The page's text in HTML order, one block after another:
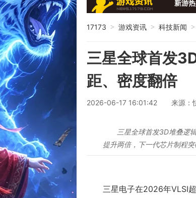
新游
17173 > 游戏资讯 > 科技新闻 >
三星全球首发
距、密度翻倍
2026-06-17 16:01:42 来源：
三星全球首发3D堆叠逻
提升两倍，下一代芯片制程突
三星电子在2026年VLSI